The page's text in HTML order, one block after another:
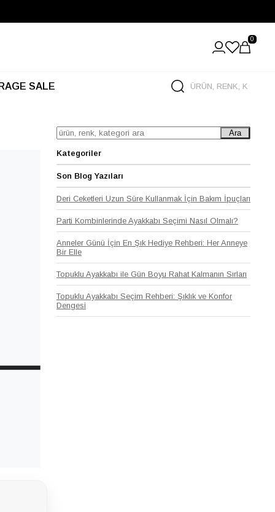
0
SALE
Ara
Kategoriler
Son Blog Yazıları
Deri Ceketleri Uzun Süre Kullanmak İçin Bakım İpuçları
Parti Kombinlerinde Ayakkabı Seçimi Nasıl Olmalı?
Anneler Günü İçin En Şık Hediye Rehberi: Her Anneye
Bir Elle
Topuklu Ayakkabı ile Gün Boyu Rahat Kalmanın Sırları
Topuklu Ayakkabı Seçim Rehberi: Şıklık ve Konfor
Dengesi